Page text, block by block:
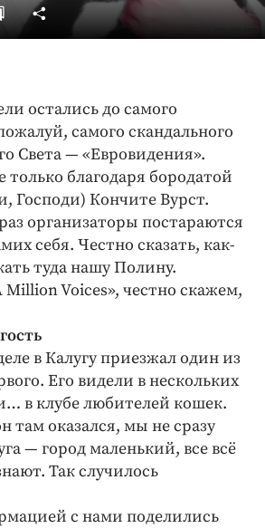
года
остались до самого
самого скандального
Света — «Евровидения».
только благодаря бородатой
Господи) Кончите Вурст.
организаторы постараются
себя. Честно сказать, как-
туда нашу Полину.
Million Voices», честно скажем,
в Калугу приезжал один из
Его видели в нескольких
в клубе любителей кошек.
там оказался, мы не сразу
— город маленький, все всё
Так случилось
с нами поделились